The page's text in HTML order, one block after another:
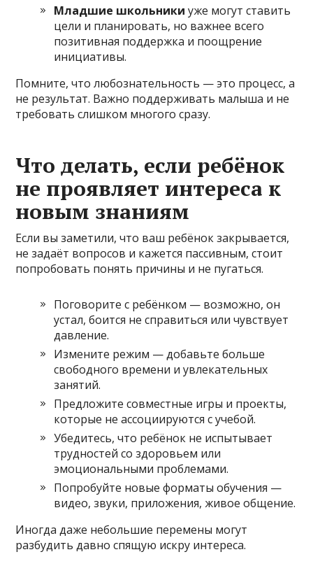
Младшие школьники уже могут ставить
цели и планировать, но важнее всего
позитивная поддержка и поощрение
инициативы.
Помните, что любознательность — это процесс, а
не результат. Важно поддерживать малыша и не
требовать слишком многого сразу.
Что делать, если ребёнок
не проявляет интереса к
новым знаниям
Если вы заметили, что ваш ребёнок закрывается,
не задаёт вопросов и кажется пассивным, стоит
попробовать понять причины и не пугаться.
Поговорите с ребёнком — возможно, он
устал, боится не справиться или чувствует
давление.
Измените режим — добавьте больше
свободного времени и увлекательных
занятий.
Предложите совместные игры и проекты,
которые не ассоциируются с учебой.
Убедитесь, что ребёнок не испытывает
трудностей со здоровьем или
эмоциональными проблемами.
Попробуйте новые форматы обучения —
видео, звуки, приложения, живое общение.
Иногда даже небольшие перемены могут
разбудить давно спящую искру интереса.